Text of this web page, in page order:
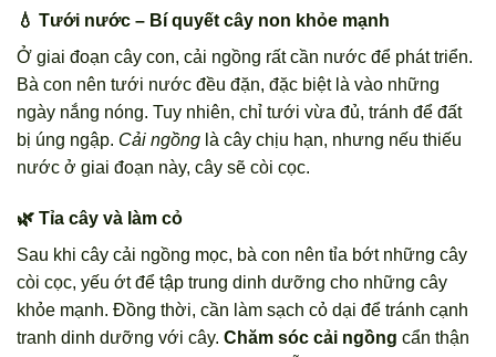
💧 Tưới nước – Bí quyết cây non khỏe mạnh
Ở giai đoạn cây con, cải ngồng rất cần nước để phát triển.
Bà con nên tưới nước đều đặn, đặc biệt là vào những
ngày nắng nóng. Tuy nhiên, chỉ tưới vừa đủ, tránh để đất
bị úng ngập. Cải ngồng là cây chịu hạn, nhưng nếu thiếu
nước ở giai đoạn này, cây sẽ còi cọc.
🌿 Tỉa cây và làm cỏ
Sau khi cây cải ngồng mọc, bà con nên tỉa bớt những cây
còi cọc, yếu ớt để tập trung dinh dưỡng cho những cây
khỏe mạnh. Đồng thời, cần làm sạch cỏ dại để tránh cạnh
tranh dinh dưỡng với cây. Chăm sóc cải ngồng cẩn thận